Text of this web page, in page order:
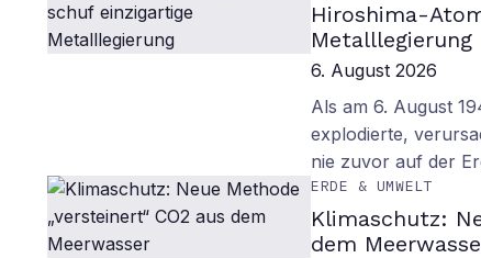
Hiroshima-
Metalllegierung
6. August 2026
Als am 6. August
explodierte,
nie zuvor auf der
ERDE & UMWELT
Klimaschutz:
dem